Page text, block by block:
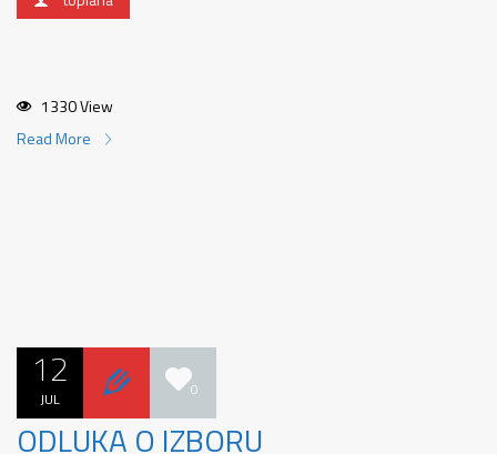
1330 View
Read More
12
JUL 0
ODLUKA O IZBORU